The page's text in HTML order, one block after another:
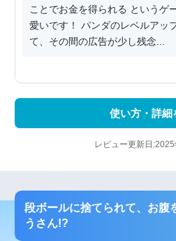
ことでお金を得られる というゲ
愛いです！ パンダのレベルアッ
て、その間の広告が少し残念...
使い方・詳細
レビュー更新日
段ボールに捨てられて、お
うさん!?